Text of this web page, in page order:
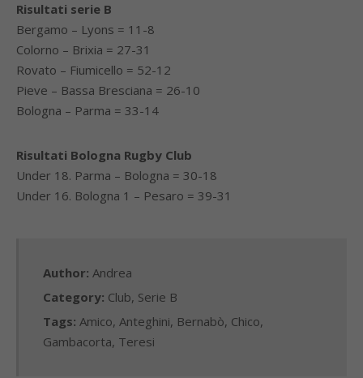
Risultati serie B
Bergamo – Lyons = 11-8
Colorno – Brixia = 27-31
Rovato – Fiumicello = 52-12
Pieve – Bassa Bresciana = 26-10
Bologna – Parma = 33-14
Risultati Bologna Rugby Club
Under 18. Parma – Bologna = 30-18
Under 16. Bologna 1 – Pesaro = 39-31
Author: Andrea
Category: Club, Serie B
Tags: Amico, Anteghini, Bernabò, Chico,
Gambacorta, Teresi